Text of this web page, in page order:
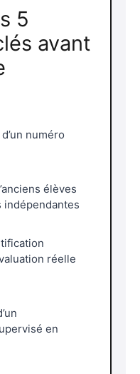
5
avant
numéro
élèves
indépendantes
réelle
en